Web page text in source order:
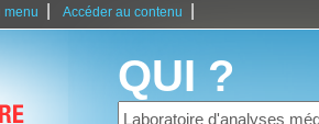
menu Accéder au contenu
QUI ?